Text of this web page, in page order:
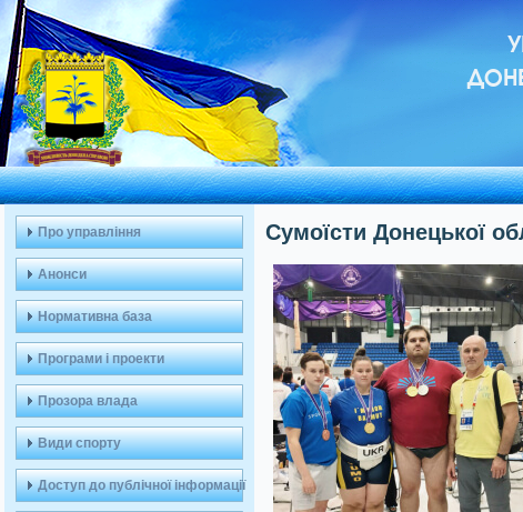
Про управління
Анонси
Нормативна база
Програми і проекти
Прозора влада
Види спорту
Доступ до публічної інформації
Сумоїсти Донецької